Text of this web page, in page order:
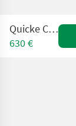
Quicke CL 150
630 €